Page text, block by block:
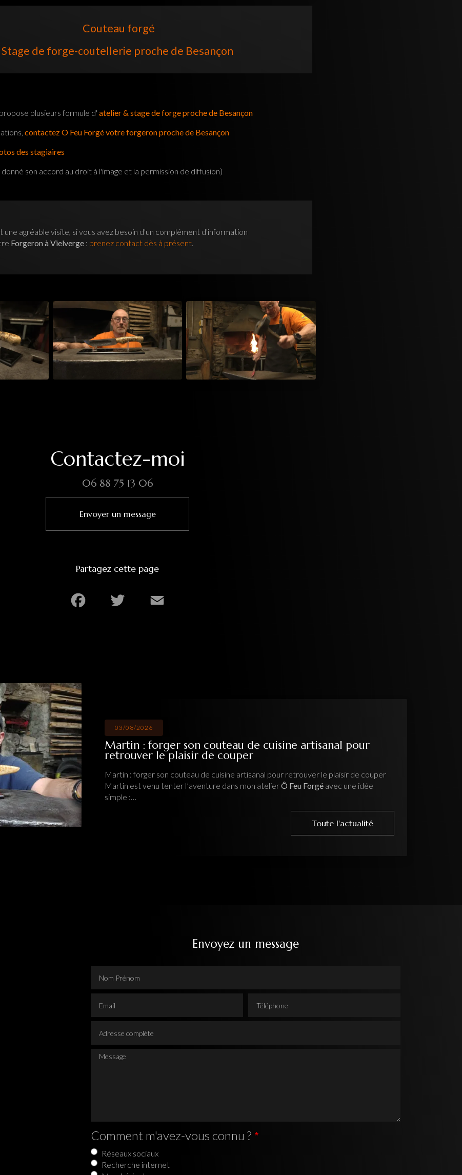
Couteau forgé
Stage de forge-coutellerie proche de Besançon
plusieurs formule d' atelier & stage de forge proche de Besançon
contactez O Feu Forgé votre forgeron proche de Besançon
des stagiaires
son accord au droit à l'image et la permission de diffusion)
une agréable visite, si vous avez besoin d'un complément d'information
Forgeron à Vielverge : prenez contact dès à présent.
Contactez-moi
06 88 75 13 06
Envoyer un message
Partagez cette page
03/08/2026
Martin : forger son couteau de cuisine artisanal pour
retrouver le plaisir de couper
Martin : forger son couteau de cuisine artisanal pour retrouver le plaisir de couper
Martin est venu tenter l’aventure dans mon atelier Ô Feu Forgéavec une idée
simple :…
Envoyez un message
Message
Comment m'avez-vous connu ?
Réseaux sociaux
Recherche internet